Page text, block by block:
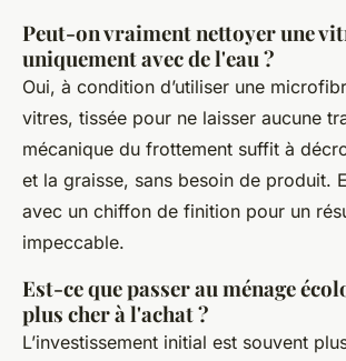
Peut-on vraiment nettoyer une
uniquement avec de l'eau ?
Oui, à condition d’utiliser une
vitres, tissée pour ne laisser aucune
mécanique du frottement suffit à
et la graisse, sans besoin de produit.
avec un chiffon de finition pour un
impeccable.
Est-ce que passer au ménage
plus cher à l'achat ?
L’investissement initial est souvent